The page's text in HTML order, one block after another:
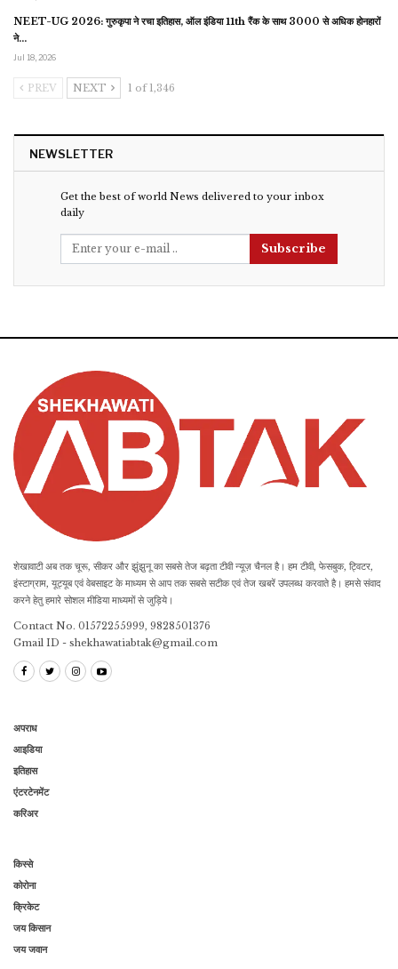
NEET-UG 2026: गुरुकृपा ने रचा इतिहास, ऑल इंडिया 11th रैंक के साथ 3000 से अधिक होनहारों
ने…
Jul 18, 2026
PREV NEXT 1 of 1,346
NEWSLETTER
Get the best of world News delivered to your inbox
daily
Subscribe
शेखावाटी अब तक चूरू, सीकर और झुंझुनू का सबसे तेज बढ़ता टीवी न्यूज़ चैनल है। हम टीवी, फेसबुक, ट्विटर,
इंस्टाग्राम, यूट्यूब एवं वेबसाइट के माध्यम से आप तक सबसे सटीक एवं तेज खबरें उपलब्ध करवाते है। हमसे संवाद
करने हेतु हमारे सोशल मीडिया माध्यमों से जुड़िये।
Contact No. 01572255999, 9828501376
Gmail ID - shekhawatiabtak@gmail.com
अपराध
आइडिया
इतिहास
एंटरटेनमेंट
करिअर
किस्से
कोरोना
क्रिकेट
जय किसान
जय जवान